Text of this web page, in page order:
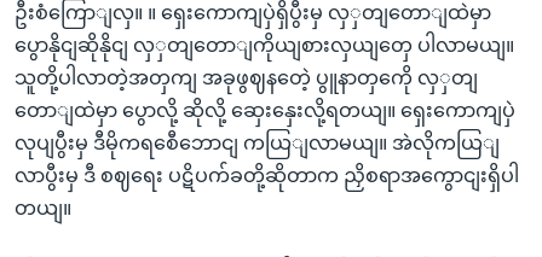
ဦးစံကြောျလှ။ ။ ရှေးကောကျပှဲရှိပွီးမှ လှှတျတောျထဲမှာ
ပွောနိုငျဆိုနိုငျ လှှတျတောျကိုယျစားလှယျတှေ ပါလာမယျ။
သူတို့ပါလာတဲ့အတှကျ အခုဖွဈနတေဲ့ ပွူနာတှကေို လှှတျ
တောျထဲမှာ ပွောလို့ ဆိုလို့ ဆှေးနှေးလို့ရတယျ။ ရှေးကောကျပှဲ
လုပျပွီးမှ ဒီမိုကရစေီဘောငျ ကယြျလာမယျ။ အဲလိုကယြျ
လာပွီးမှ ဒီ စဈရေး ပဋိပက်ခတို့ဆိုတာက ညှိစရာအကွောငျးရှိပါ
တယျ။